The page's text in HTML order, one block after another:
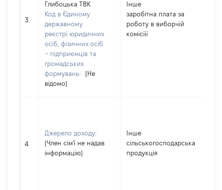
3
Глибоцька ТВК
Код в Єдиному
державному
реєстрі юридичних
осіб, фізичних осіб
– підприємців та
громадських
формувань:
[Не
відомо]
Інше
заробітна плата за
роботу в виборчій
комісіїї
4
Джерело доходу:
[Член сім'ї не надав
інформацію]
Інше
сільськогосподарська
продукція